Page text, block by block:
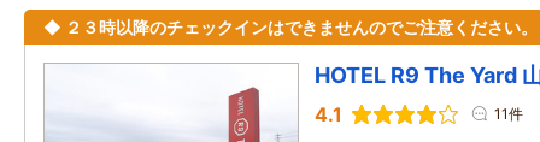
◆ ２３時以降のチェックインはできませんのでご注意ください。
HOTEL R9 The Yard
4.1 11件